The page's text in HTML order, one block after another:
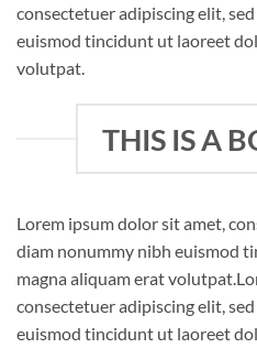
consectetuer adipiscing elit,
euismod tincidunt ut laoreet
volutpat.
THIS IS A
Lorem ipsum dolor sit amet,
diam nonummy nibh euismod
magna aliquam erat
consectetuer adipiscing elit,
euismod tincidunt ut laoreet